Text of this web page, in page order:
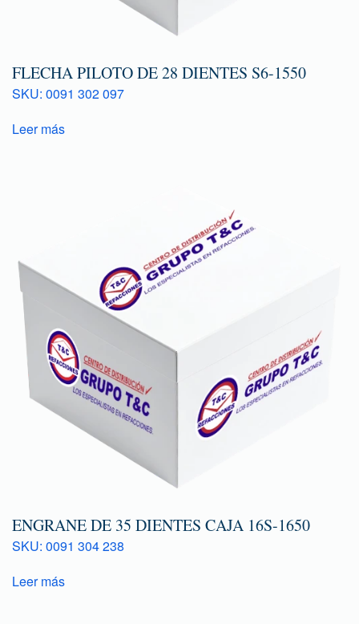
FLECHA PILOTO DE 28 DIENTES S6-1550
SKU: 0091 302 097
Leer más
ENGRANE DE 35 DIENTES CAJA 16S-1650
SKU: 0091 304 238
Leer más